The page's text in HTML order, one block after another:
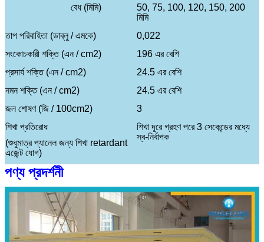
বেধ (মিমি)
50, 75, 100, 120, 150, 200
মিমি
তাপ পরিবাহিতা (ডাব্লু / এমকে)
0,022
সংকোচকারী শক্তি (এন / cm2)
196 এর বেশি
প্রসার্য শক্তি (এন / cm2)
24.5 এর বেশি
নমন শক্তি (এন / cm2)
24.5 এর বেশি
জল শোষণ (জি / 100cm2)
3
শিখা প্রতিরোধ
(শুধুমাত্র প্যানেল জন্য শিখা retardant
এজেন্ট যোগ)
শিখা দূরে গ্রহণ পরে 3 সেকেন্ডের মধ্যে
স্ব-নির্বাপক
ইস্পাত আচ্ছাদন উপাদান
মরিচা রোধক স্পাত
Galvanized ইস্পাত
পণ্য প্রদর্শনী